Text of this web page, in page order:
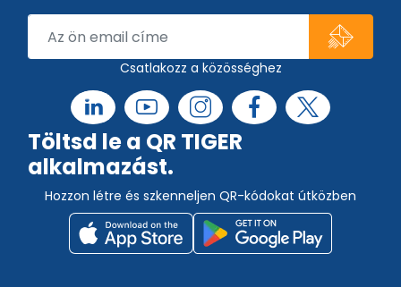
Csatlakozz a közösséghez
Töltsd le a QR TIGER
alkalmazást.
Hozzon létre és szkenneljen QR-kódokat útközben